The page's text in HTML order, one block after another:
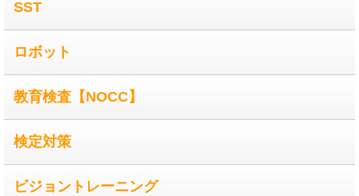
SST
ロボット
教育検査【NOCC】
検定対策
ビジョントレーニング